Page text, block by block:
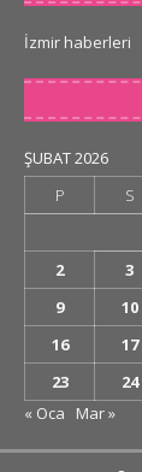
İzmir haberleri
ŞUBAT 2026
P
S
2
3
9
10
16
17
23
24
« Oca
Mar »